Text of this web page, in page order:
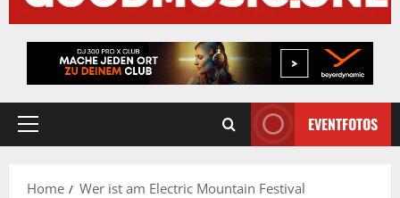
Primary
EVENTFOTOS
Home Wer ist am Electric Mountain Festival